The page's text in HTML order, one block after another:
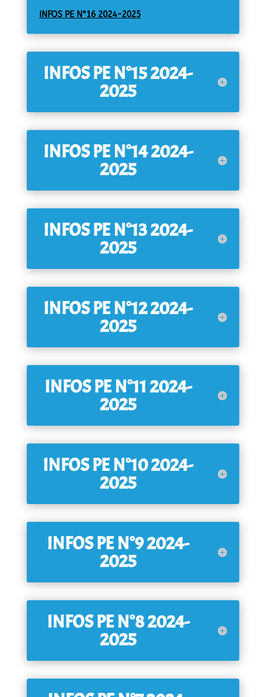
INFOS PE N°16 2024-2025
INFOS PE N°15 2024-
2025
INFOS PE N°14 2024-
2025
INFOS PE N°13 2024-
2025
INFOS PE N°12 2024-
2025
INFOS PE N°11 2024-
2025
INFOS PE N°10 2024-
2025
INFOS PE N°9 2024-
2025
INFOS PE N°8 2024-
2025